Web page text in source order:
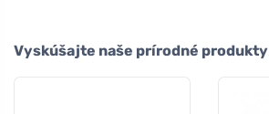
Vyskúšajte naše prírodné produkty